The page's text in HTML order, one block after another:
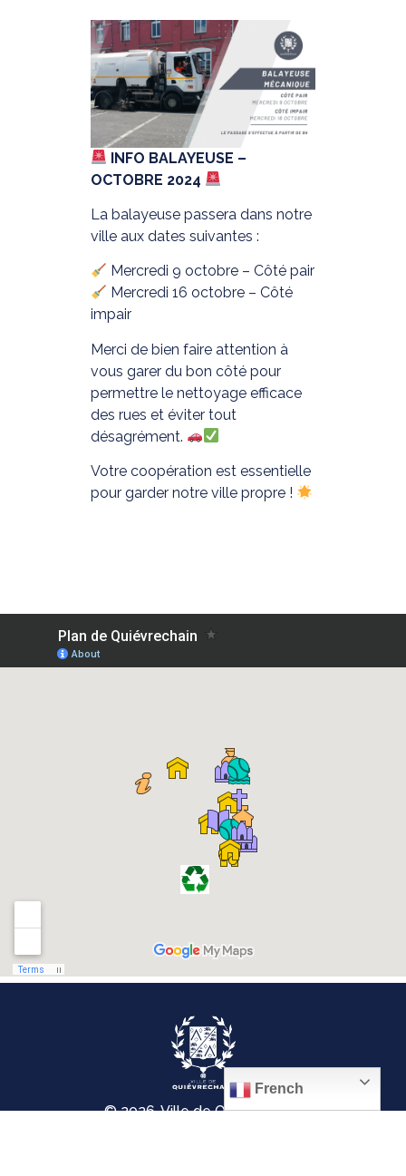
INFO BALAYEUSE –
OCTOBRE 2024
La balayeuse passera dans notre
ville aux dates suivantes :
Mercredi 9 octobre – Côté pair
Mercredi 16 octobre – Côté
impair
Merci de bien faire attention à
vous garer du bon côté pour
permettre le nettoyage efficace
des rues et éviter tout
désagrément.
Votre coopération est essentielle
pour garder notre ville propre !
© 2026, Ville de Quiévrechain
French